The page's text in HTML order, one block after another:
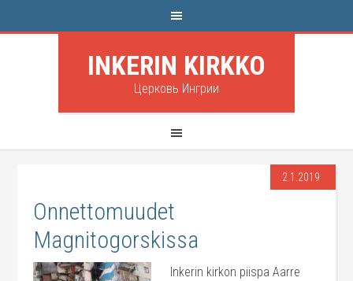
INKERIN KIRKKO
Церковь Ингрии
2.1.2019
Onnettomuudet
Magnitogorskissa
Inkerin kirkon piispa Aarre